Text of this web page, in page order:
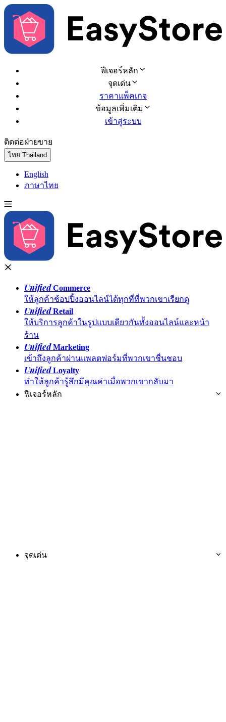
ฟีเจอร์หลัก
จุดเด่น
ราคาแพ็คเกจ
ข้อมูลเพิ่มเติม
เข้าสู่ระบบ
ติดต่อฝ่ายขาย
ไทย Thailand
English
ภาษาไทย
UnifiedCommerce
ให้ลูกค้าช้อปปิ้งออนไลน์ได้ทุกที่ที่พวกเขาเรียกดู
UnifiedRetail
ให้บริการลูกค้าในรูปแบบเดียวกันทั้งออนไลน์และหน้า
ร้าน
UnifiedMarketing
เข้าถึงลูกค้าผ่านแพลตฟอร์มที่พวกเขาชื่นชอบ
UnifiedLoyalty
ทำให้ลูกค้ารู้สึกมีคุณค่าเมื่อพวกเขากลับมา
ฟีเจอร์หลัก
จุดเด่น